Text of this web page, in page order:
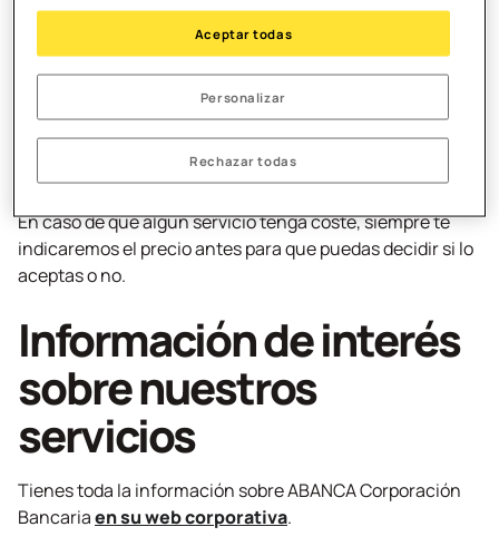
De mantenimiento ni de administración en la Cuenta Save y
Cuenta Health.
Por transferencias en euros, no urgentes dentro de la zona
SEPA (la Single Euro Payments Area, o zona de pagos en
euros).
De emisión o mantenimiento de tu tarjeta de débito y de
cambio de divisa cuando la utilices en el extranjero.
En caso de que algún servicio tenga coste, siempre te
indicaremos el precio antes para que puedas decidir si lo
aceptas o no.
Información de interés
sobre nuestros
servicios
Tienes toda la información sobre ABANCA Corporación
Bancariaen su web corporativa.
Rechazar todas
Personalizar
Aceptar todas